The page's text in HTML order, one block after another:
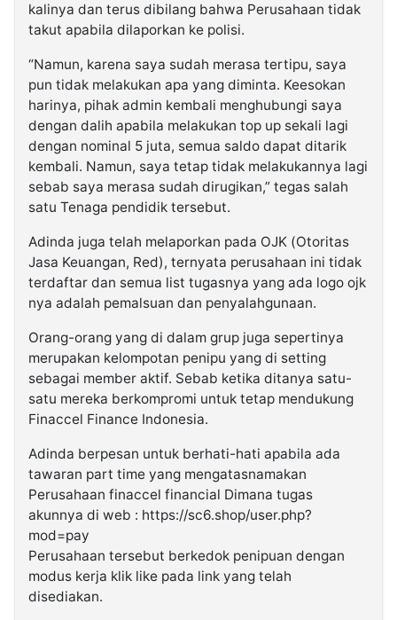
kalinya dan terus dibilang bahwa Perusahaan tidak
takut apabila dilaporkan ke polisi.
“Namun, karena saya sudah merasa tertipu, saya
pun tidak melakukan apa yang diminta. Keesokan
harinya, pihak admin kembali menghubungi saya
dengan dalih apabila melakukan top up sekali lagi
dengan nominal 5 juta, semua saldo dapat ditarik
kembali. Namun, saya tetap tidak melakukannya lagi
sebab saya merasa sudah dirugikan,” tegas salah
satu Tenaga pendidik tersebut.
Adinda juga telah melaporkan pada OJK (Otoritas
Jasa Keuangan, Red), ternyata perusahaan ini tidak
terdaftar dan semua list tugasnya yang ada logo ojk
nya adalah pemalsuan dan penyalahgunaan.
Orang-orang yang di dalam grup juga sepertinya
merupakan kelompotan penipu yang di setting
sebagai member aktif. Sebab ketika ditanya satu-
satu mereka berkompromi untuk tetap mendukung
Finaccel Finance Indonesia.
Adinda berpesan untuk berhati-hati apabila ada
tawaran part time yang mengatasnamakan
Perusahaan finaccel financial Dimana tugas
akunnya di web : https://sc6.shop/user.php?
mod=pay
Perusahaan tersebut berkedok penipuan dengan
modus kerja klik like pada link yang telah
disediakan.